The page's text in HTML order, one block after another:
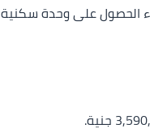
الحصول على وحدة سكنية